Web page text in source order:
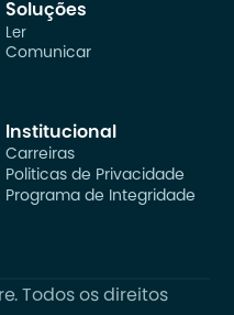
Soluções
Ler
Comunicar
Institucional
Carreiras
Politicas de Privacidade
Programa de Integridade
Todos os direitos